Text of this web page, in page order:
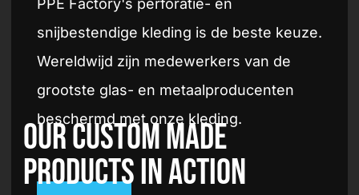
PPE Factory's perforatie- en
snijbestendige kleding is de beste keuze.
Wereldwijd zijn medewerkers van de
grootste glas- en metaalproducenten
beschermd met onze kleding.
Our Custom made
products in action